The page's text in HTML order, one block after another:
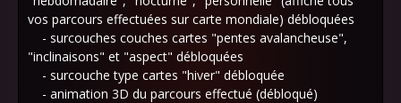
vos parcours effectuées sur carte mondiale) débloquées
- surcouches couches cartes "pentes avalancheuse",
"inclinaisons" et "aspect" débloquées
- surcouche type cartes "hiver" débloquée
- animation 3D du parcours effectué (débloqué)